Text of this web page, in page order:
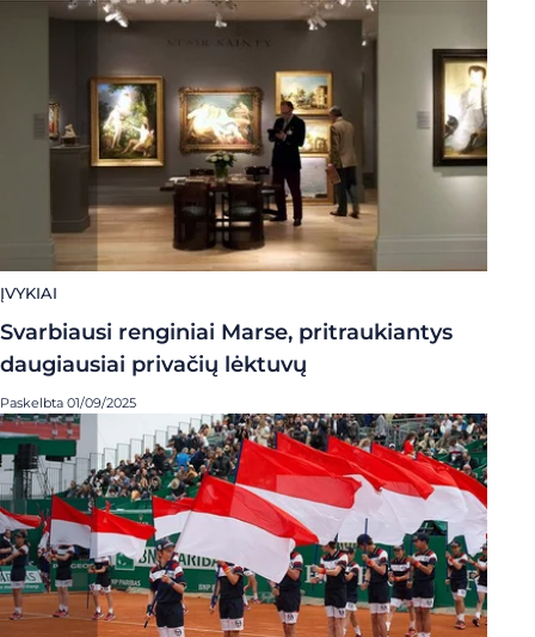
ĮVYKIAI
Svarbiausi renginiai Marse, pritraukiantys
daugiausiai privačių lėktuvų
Paskelbta 01/09/2025